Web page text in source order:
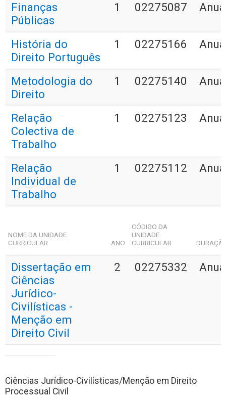
Finanças
Públicas
1 02275087
História do
Direito Português
1 02275166
Metodologia do
Direito
1 02275140
Relação
Colectiva de
Trabalho
1 02275123
Relação
Individual de
Trabalho
1 02275112
NOME DA UNIDADE
CURRICULAR
ANO
CÓDIGO DA
UNIDADE
CURRICULAR
Dissertação em
Ciências
Jurídico-
Civilísticas -
Menção em
Direito Civil
2 02275332
Ciências Jurídico-Civilísticas/Menção em Direito
Processual Civil